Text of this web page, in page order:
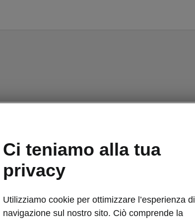
Ci teniamo alla tua
privacy
Utilizziamo cookie per ottimizzare l’esperienza di
navigazione sul nostro sito. Ciò comprende la